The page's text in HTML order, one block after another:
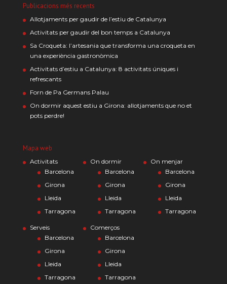
Publicacions més recents
Allotjaments per gaudir de l’estiu de Catalunya
Activitats per gaudir del bon temps a Catalunya
Sa Croqueta: l’artesania que transforma una croqueta en
una experiència gastronòmica
Activitats d’estiu a Catalunya: 8 activitats úniques i
refrescants
Forn de Pa Germans Palau
On dormir aquest estiu a Girona: allotjaments que no et
pots perdre!
Mapa web
Activitats
Barcelona
Girona
Lleida
Tarragona
On dormir
Barcelona
Girona
Lleida
Tarragona
On menjar
Barcelona
Girona
Lleida
Tarragona
Serveis
Barcelona
Girona
Lleida
Tarragona
Comerços
Barcelona
Girona
Lleida
Tarragona